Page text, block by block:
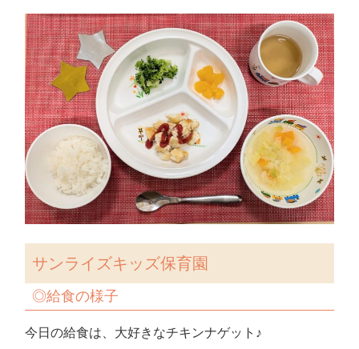
サンライズキッズ保育園
◎給食の様子
今日の給食は、大好きなチキンナゲット♪